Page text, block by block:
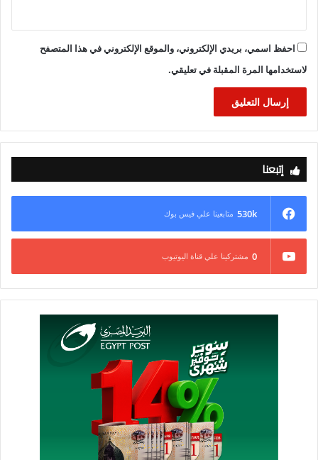
احفظ اسمي، بريدي الإلكتروني، والموقع الإلكتروني في هذا المتصفح
لاستخدامها المرة المقبلة في تعليقي.
إتبعنا
530k متابعينا علي فيس بوك
0 مشتركينا علي قناة اليوتيوب